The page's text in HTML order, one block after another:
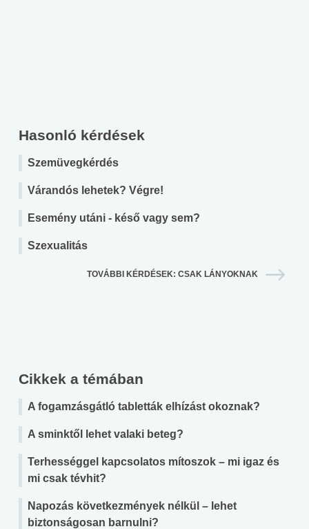
Hasonló kérdések
Szemüvegkérdés
Várandós lehetek? Végre!
Esemény utáni - késő vagy sem?
Szexualitás
TOVÁBBI KÉRDÉSEK: CSAK LÁNYOKNAK
Cikkek a témában
A fogamzásgátló tabletták elhízást okoznak?
A sminktől lehet valaki beteg?
Terhességgel kapcsolatos mítoszok – mi igaz és
mi csak tévhit?
Napozás következmények nélkül – lehet
biztonságosan barnulni?